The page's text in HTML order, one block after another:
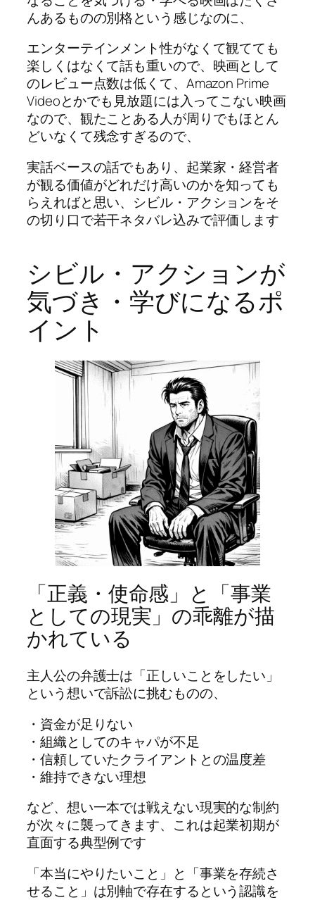
んあるものの別格という感じなのに、
エンターテインメント性がなくて観てても
楽しくはなくて話も重いので、映画として
のレビュー点数は低くて、Amazon Prime
Videoとかでも見放題には入ってこない映画
なので、観たことある人が周りでもほとん
どいなくて残念すぎるので、
実話ベースの話でもあり、起業家・経営者
が観る価値がどれだけ高いのかを知っても
らえればと思い、シビル・アクションをそ
の切り口で若干ネタバレ込みで評価します
シビル・アクションが
気づき・学びになるポ
イント
「正義・使命感」と「事業
としての現実」の乖離が描
かれている
主人公の弁護士は「正しいことをしたい」
という想いで訴訟に挑むものの、
・資金が足りない
・組織としてのキャパが不足
・信頼していたクライアントとの温度差
・維持できない理想
など、想い一本では戦えない現実的な制約
が次々に襲ってきます、これは起業初期が
直面する典型例です
「本当にやりたいこと」と「事業を存続さ
せること」は別軸で存在するという認識を